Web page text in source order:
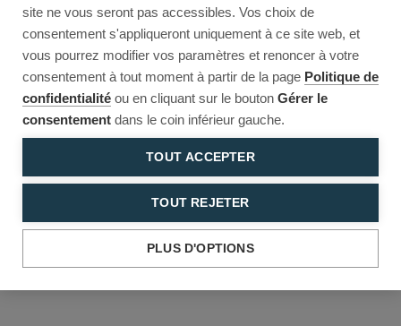
site ne vous seront pas accessibles. Vos choix de
consentement s'appliqueront uniquement à ce site web, et
vous pourrez modifier vos paramètres et renoncer à votre
consentement à tout moment à partir de la page Politique de
confidentialité ou en cliquant sur le bouton Gérer le
consentement dans le coin inférieur gauche.
TOUT ACCEPTER
TOUT REJETER
PLUS D'OPTIONS